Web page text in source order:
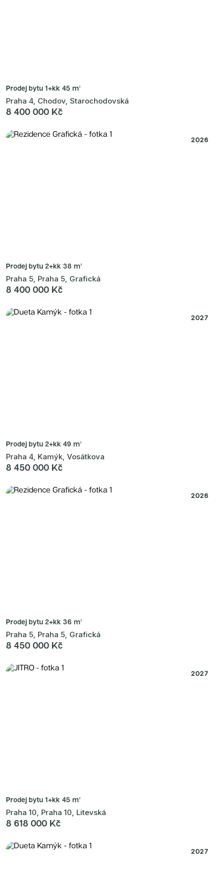
Prodej bytu 1+kk 45 m²
Praha 4, Chodov, Starochodovská
8 400 000 Kč
2026
Prodej bytu 2+kk 38 m²
Praha 5, Praha 5, Grafická
8 400 000 Kč
2027
Prodej bytu 2+kk 49 m²
Praha 4, Kamýk, Vosátkova
8 450 000 Kč
2026
Prodej bytu 2+kk 36 m²
Praha 5, Praha 5, Grafická
8 450 000 Kč
2027
Prodej bytu 1+kk 45 m²
Praha 10, Praha 10, Litevská
8 618 000 Kč
2027